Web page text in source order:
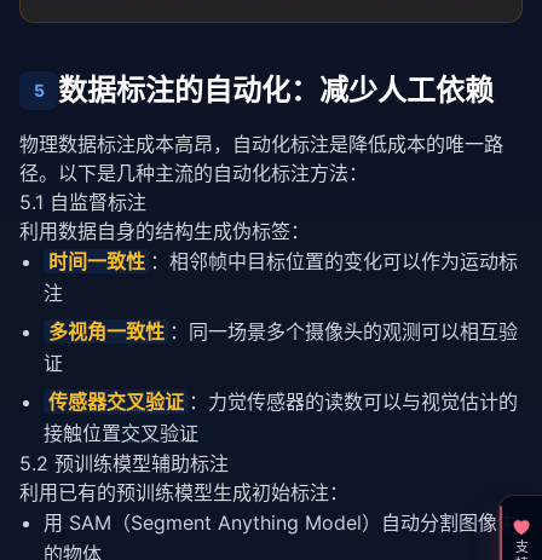
5 数据标注的自动化：减少人工依赖
物理数据标注成本高昂，自动化标注是降低成本的唯一路
径。以下是几种主流的自动化标注方法：
5.1 自监督标注
利用数据自身的结构生成伪标签：
时间一致性 ：相邻帧中目标位置的变化可以作为运动标
注
多视角一致性 ：同一场景多个摄像头的观测可以相互验
证
传感器交叉验证 ：力觉传感器的读数可以与视觉估计的
接触位置交叉验证
5.2 预训练模型辅助标注
利用已有的预训练模型生成初始标注：
用 SAM（Segment Anything Model）自动分割图像中
的物体